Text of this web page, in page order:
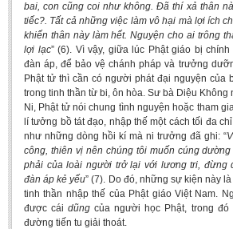
bai, con cũng coi như không. Đã thí xả thân
tiếc?. Tất cả những việc làm vô hại mà lợi ích
khiến thân này làm hết. Nguyện cho ai trông
lợi lạc” (6). Vì vậy, giữa lúc Phật giáo bị
đàn áp, để bảo vệ chánh pháp và trưởng
Phật tử thì cần có người phát đại nguyện của
trong tinh thần từ bi, ôn hòa. Sư bà Diệu Không
Ni, Phật tử nói chung tình nguyện hoặc tham
lí tưởng bồ tát đạo, nhập thế một cách tối đa
như những dòng hồi kí mà ni trưởng đã ghi: “
công, thiên vị nên chúng tôi muốn cúng
phải của loài người trở lại với lương tri, đừng
đàn áp kẻ yếu” (7). Do đó, những sự kiện này
tinh thần nhập thế của Phật giáo Việt Nam.
được cáidũng của người học Phật, trong
đường tiến tu giải thoát.